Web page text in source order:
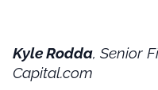
Kyle Rodda, Senior
Capital.com